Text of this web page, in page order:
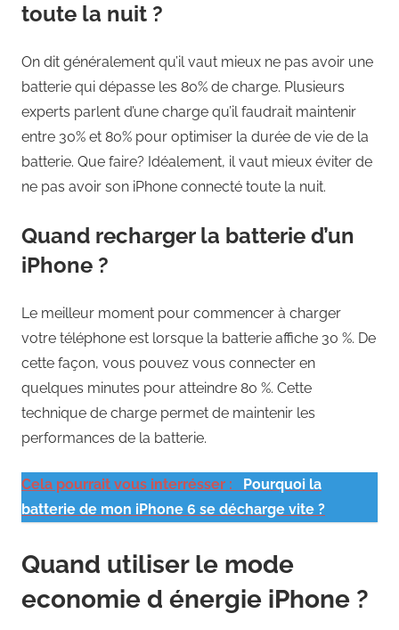
toute la nuit ?
On dit généralement qu’il vaut mieux ne pas avoir une
batterie qui dépasse les 80% de charge. Plusieurs
experts parlent d’une charge qu’il faudrait maintenir
entre 30% et 80% pour optimiser la durée de vie de la
batterie. Que faire? Idéalement, il vaut mieux éviter de
ne pas avoir son iPhone connecté toute la nuit.
Quand recharger la batterie d’un
iPhone ?
Le meilleur moment pour commencer à charger
votre téléphone est lorsque la batterie affiche 30 %. De
cette façon, vous pouvez vous connecter en
quelques minutes pour atteindre 80 %. Cette
technique de charge permet de maintenir les
performances de la batterie.
Cela pourrait vous interrésser :
Pourquoi la
batterie de mon iPhone 6 se décharge vite ?
Quand utiliser le mode
economie d énergie iPhone ?